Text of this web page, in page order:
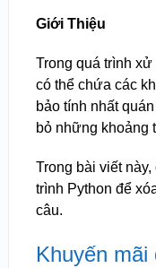
Giới Thiệu
Trong quá trình
có thể chứa các
bảo tính nhất
bỏ những khoảng
Trong bài viết
trình Python để
câu.
Khuyến mãi